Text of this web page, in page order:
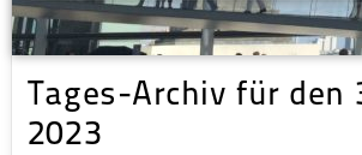
Tages-Archiv für den
2023